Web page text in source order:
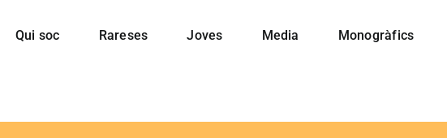
Qui soc Rareses Joves Media Monogràfics